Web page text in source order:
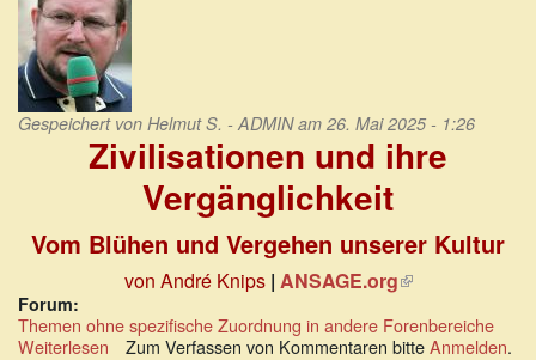
Gespeichert von Helmut S. - ADMINam 26. Mai 2025 - 1:26
Zivilisationen und ihre
Vergänglichkeit
Vom Blühen und Vergehen unserer Kultur
von André Knips | ANSAGE.org(Link
extern)
Forum:
Themen ohne spezifische Zuordnung in andere Forenbereiche
Weiterlesen über
Zum Verfassen von Kommentaren bitteAnmelden.